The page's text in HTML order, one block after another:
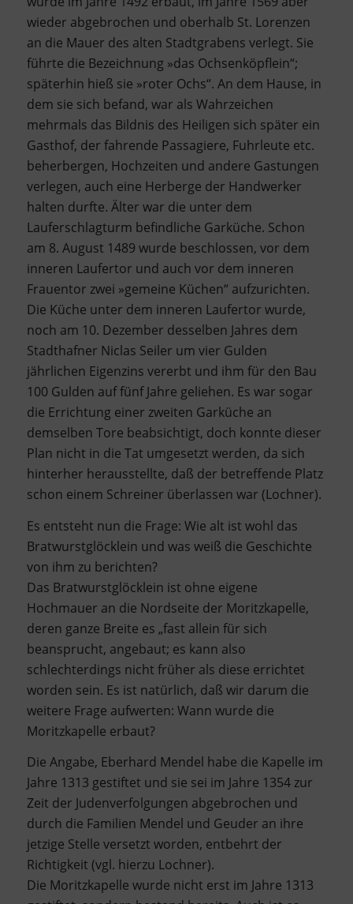
wieder abgebrochen und oberhalb St. Lorenzen
an die Mauer des alten Stadtgrabens verlegt. Sie
führte die Bezeichnung »das Ochsenköpflein“;
späterhin hieß sie »roter Ochs“. An dem Hause, in
dem sie sich befand, war als Wahrzeichen
mehrmals das Bildnis des Heiligen sich später ein
Gasthof, der fahrende Passagiere, Fuhrleute etc.
beherbergen, Hochzeiten und andere Gastungen
verlegen, auch eine Herberge der Handwerker
halten durfte. Älter war die unter dem
Lauferschlagturm befindliche Garküche. Schon
am 8. August 1489 wurde beschlossen, vor dem
inneren Laufertor und auch vor dem inneren
Frauentor zwei »gemeine Küchen“ aufzurichten.
Die Küche unter dem inneren Laufertor wurde,
noch am 10. Dezember desselben Jahres dem
Stadthafner Niclas Seiler um vier Gulden
jährlichen Eigenzins vererbt und ihm für den Bau
100 Gulden auf fünf Jahre geliehen. Es war sogar
die Errichtung einer zweiten Garküche an
demselben Tore beabsichtigt, doch konnte dieser
Plan nicht in die Tat umgesetzt werden, da sich
hinterher herausstellte, daß der betreffende Platz
schon einem Schreiner überlassen war (Lochner).
Es entsteht nun die Frage: Wie alt ist wohl das
Bratwurstglöcklein und was weiß die Geschichte
von ihm zu berichten?
Das Bratwurstglöcklein ist ohne eigene
Hochmauer an die Nordseite der Moritzkapelle,
deren ganze Breite es „fast allein für sich
beansprucht, angebaut; es kann also
schlechterdings nicht früher als diese errichtet
worden sein. Es ist natürlich, daß wir darum die
weitere Frage aufwerten: Wann wurde die
Moritzkapelle erbaut?
Die Angabe, Eberhard Mendel habe die Kapelle im
Jahre 1313 gestiftet und sie sei im Jahre 1354 zur
Zeit der Judenverfolgungen abgebrochen und
durch die Familien Mendel und Geuder an ihre
jetzige Stelle versetzt worden, entbehrt der
Richtigkeit (vgl. hierzu Lochner).
Die Moritzkapelle wurde nicht erst im Jahre 1313